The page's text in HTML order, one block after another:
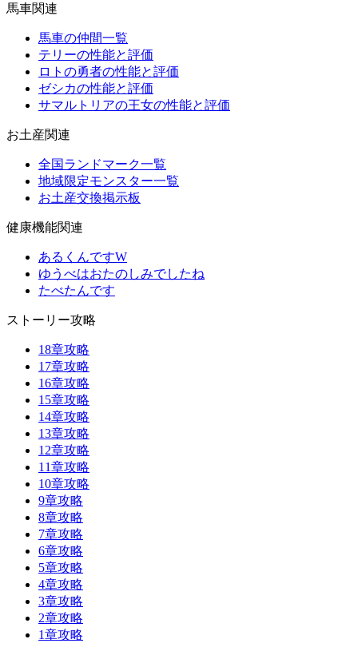
馬車関連
馬車の仲間一覧
テリーの性能と評価
ロトの勇者の性能と評価
ゼシカの性能と評価
サマルトリアの王女の性能と評価
お土産関連
全国ランドマーク一覧
地域限定モンスター一覧
お土産交換掲示板
健康機能関連
あるくんですW
ゆうべはおたのしみでしたね
たべたんです
ストーリー攻略
18章攻略
17章攻略
16章攻略
15章攻略
14章攻略
13章攻略
12章攻略
11章攻略
10章攻略
9章攻略
8章攻略
7章攻略
6章攻略
5章攻略
4章攻略
3章攻略
2章攻略
1章攻略